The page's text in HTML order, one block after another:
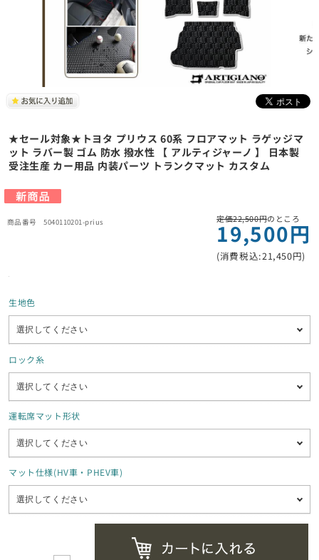
★セール対象★トヨタ プリウス 60系 フロアマット ラゲッジマ
ット ラバー製 ゴム 防水 撥水性 【 アルティジャーノ 】 日本製
受注生産 カー用品 内装パーツ トランクマット カスタム
5040110201-prius 定価22,500円のところ
19,500円
(消費税込:21,450円)
生地色
ロック糸
運転席マット形状
マット仕様(HV車・PHEV車)